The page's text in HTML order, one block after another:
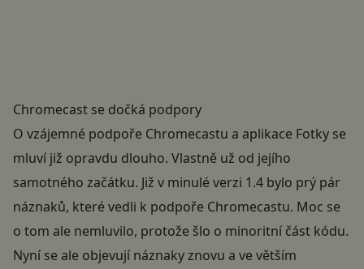
Chromecast se dočká podpory
O vzájemné podpoře Chromecastu a aplikace Fotky se
mluví již opravdu dlouho. Vlastně už od jejího
samotného začátku. Již v minulé verzi 1.4 bylo prý pár
náznaků, které vedli k podpoře Chromecastu. Moc se
o tom ale nemluvilo, protože šlo o minoritní část kódu.
Nyní se ale objevují náznaky znovu a ve větším